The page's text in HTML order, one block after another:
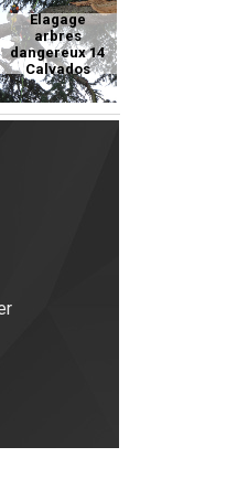
Elagage
arbres
dangereux 14
Calvados